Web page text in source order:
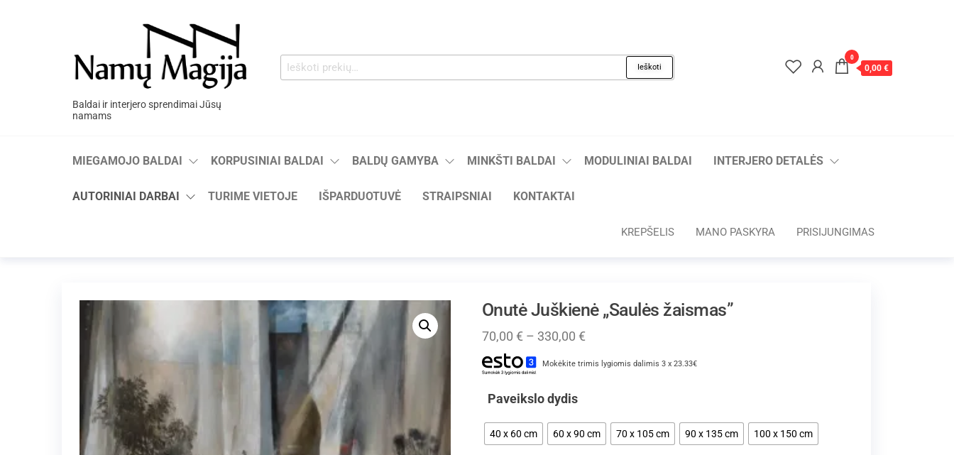
Baldai ir interjero sprendimai Jūsų
namams
Ieškoti
0
0,00 €
MIEGAMOJO BALDAI KORPUSINIAI BALDAI BALDŲ GAMYBA MINKŠTI BALDAI MODULINIAI BALDAI INTERJERO DETALĖS
AUTORINIAI DARBAI TURIME VIETOJE IŠPARDUOTUVĖ STRAIPSNIAI KONTAKTAI
KREPŠELIS MANO PASKYRA PRISIJUNGIMAS
Onutė Juškienė „Saulės žaismas”
70,00 € – 330,00 €
Mokėkite trimis lygiomis dalimis 3 x 23.33€
Paveikslo dydis
40 x 60 cm 60 x 90 cm 70 x 105 cm 90 x 135 cm 100 x 150 cm